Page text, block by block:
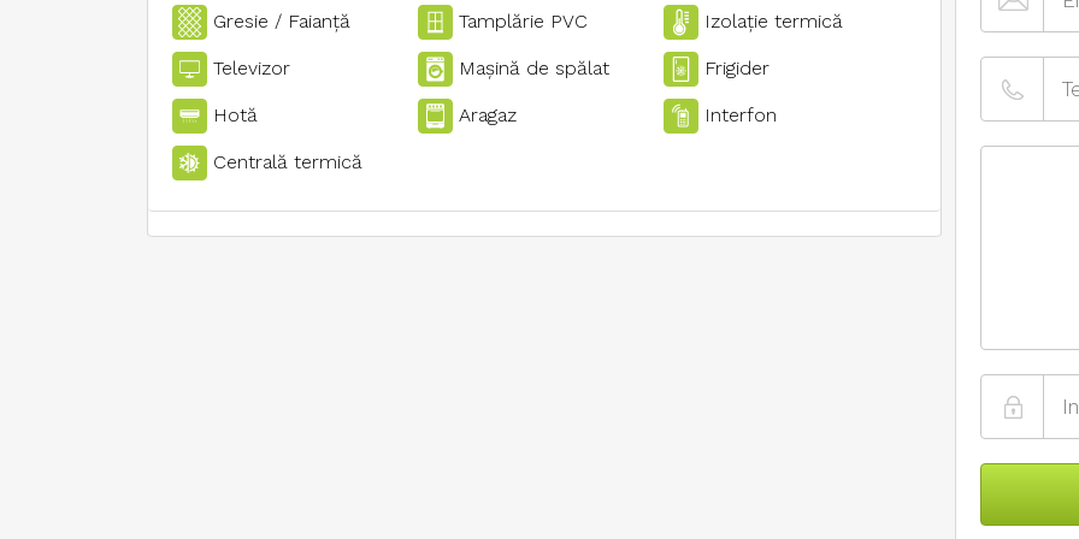
Gresie / Faianţă Tamplărie PVC Izolaţie termică
Televizor Maşină de spălat Frigider
Hotă Aragaz Interfon
Centrală termică